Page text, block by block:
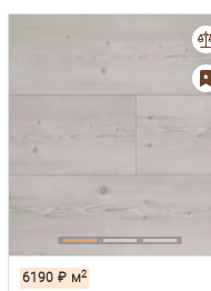
6190 ₽ м2